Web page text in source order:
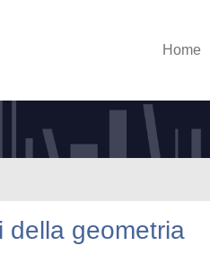
Home
della geometria